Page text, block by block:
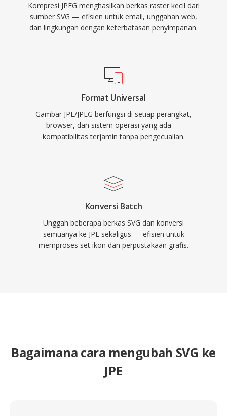
Kompresi JPEG menghasilkan berkas raster kecil dari
sumber SVG — efisien untuk email, unggahan web,
dan lingkungan dengan keterbatasan penyimpanan.
Format Universal
Gambar JPE/JPEG berfungsi di setiap perangkat,
browser, dan sistem operasi yang ada —
kompatibilitas terjamin tanpa pengecualian.
Konversi Batch
Unggah beberapa berkas SVG dan konversi
semuanya ke JPE sekaligus — efisien untuk
memproses set ikon dan perpustakaan grafis.
Bagaimana cara mengubah SVG ke
JPE